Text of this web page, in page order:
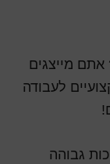
מייצגים
לעבודה
גבוהה